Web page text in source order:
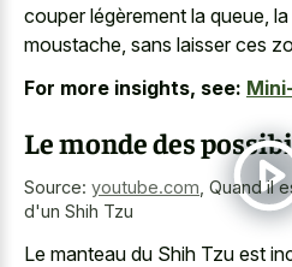
couper légèrement la queue,
moustache, sans laisser ces
For more insights, see:
Le monde des
Source: youtube.com, Quand il
d'un Shih Tzu
Le manteau du Shih Tzu est